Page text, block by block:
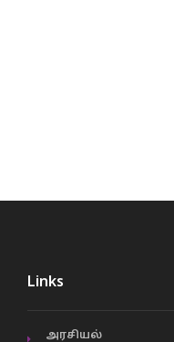
Links
அரசியல்